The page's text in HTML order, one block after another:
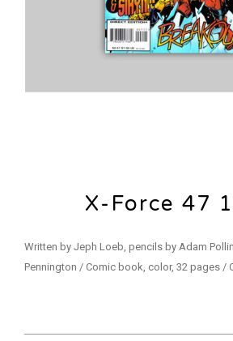
X-Force 47
Written by Jeph Loeb, pencils by Adam
Pennington / Comic book, color, 32 pages /